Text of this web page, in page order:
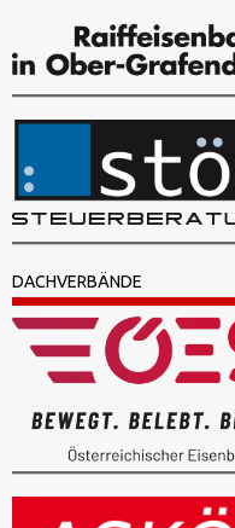
DACHVERBÄNDE